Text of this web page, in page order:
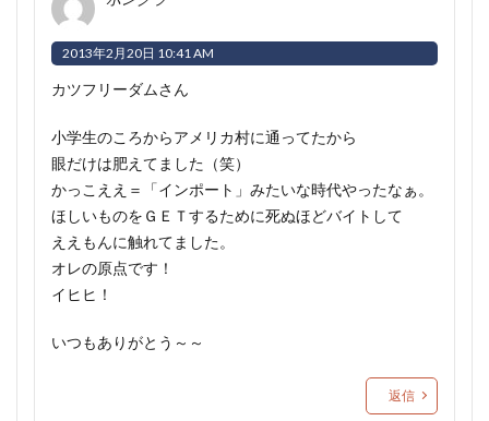
2013年2月20日 10:41 AM
カツフリーダムさん
小学生のころからアメリカ村に通ってたから
眼だけは肥えてました（笑）
かっこええ＝「インポート」みたいな時代やったなぁ。
ほしいものをＧＥＴするために死ぬほどバイトして
ええもんに触れてました。
オレの原点です！
イヒヒ！
いつもありがとう～～
返信